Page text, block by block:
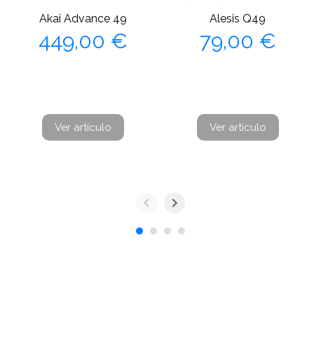
Akai Advance 49
Precio
449,00 €
Ver artículo
Alesis Q49
Precio
79,00 €
Ver artículo